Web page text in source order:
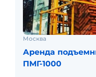
Москва
Аренда
ПМГ-1000